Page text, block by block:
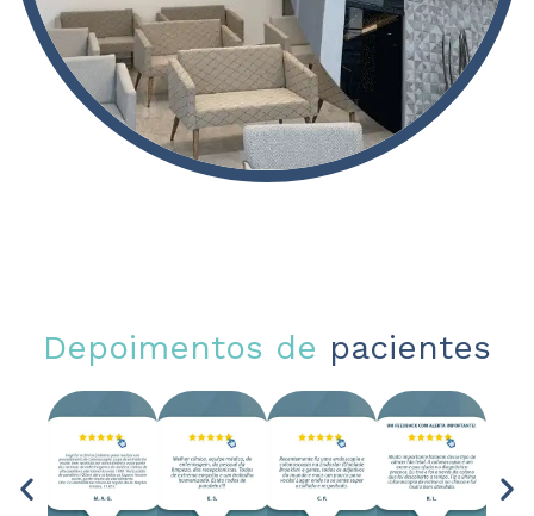
Depoimentos de pacientes